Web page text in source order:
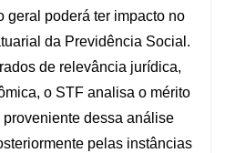
geral poderá ter impacto no
da Previdência Social.
de relevância jurídica,
o STF analisa o mérito
dessa análise
pelas instâncias